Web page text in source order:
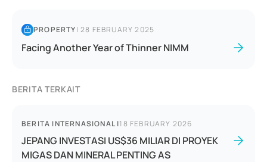
PROPERTY|28 FEBRUARY 2025
Facing Another Year of Thinner NIMM
BERITA TERKAIT
BERITA INTERNASIONAL |18 FEBRUARY 2026
JEPANG INVESTASI US$36 MILIAR DI PROYEK
MIGAS DAN MINERAL PENTING AS